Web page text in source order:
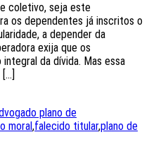
coletivo, seja este
os dependentes já inscritos o
a depender da
exija que os
da dívida. Mas essa
plano de
moral,falecido titular,plano de